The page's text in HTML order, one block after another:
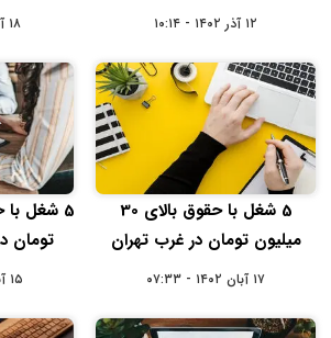
۱۲ آذر ۱۴۰۲ - ۱۰:۱۴ ۱۸ آبان ۱۴۰۲ - ۰۸:۳۱
5 شغل با حقوق بالای 30
میلیون تومان در غرب تهران
۱۷ آبان ۱۴۰۲ - ۰۷:۳۳
تومان در
۱۵ آبان ۱۴۰۲ - ۰۸:۲۵